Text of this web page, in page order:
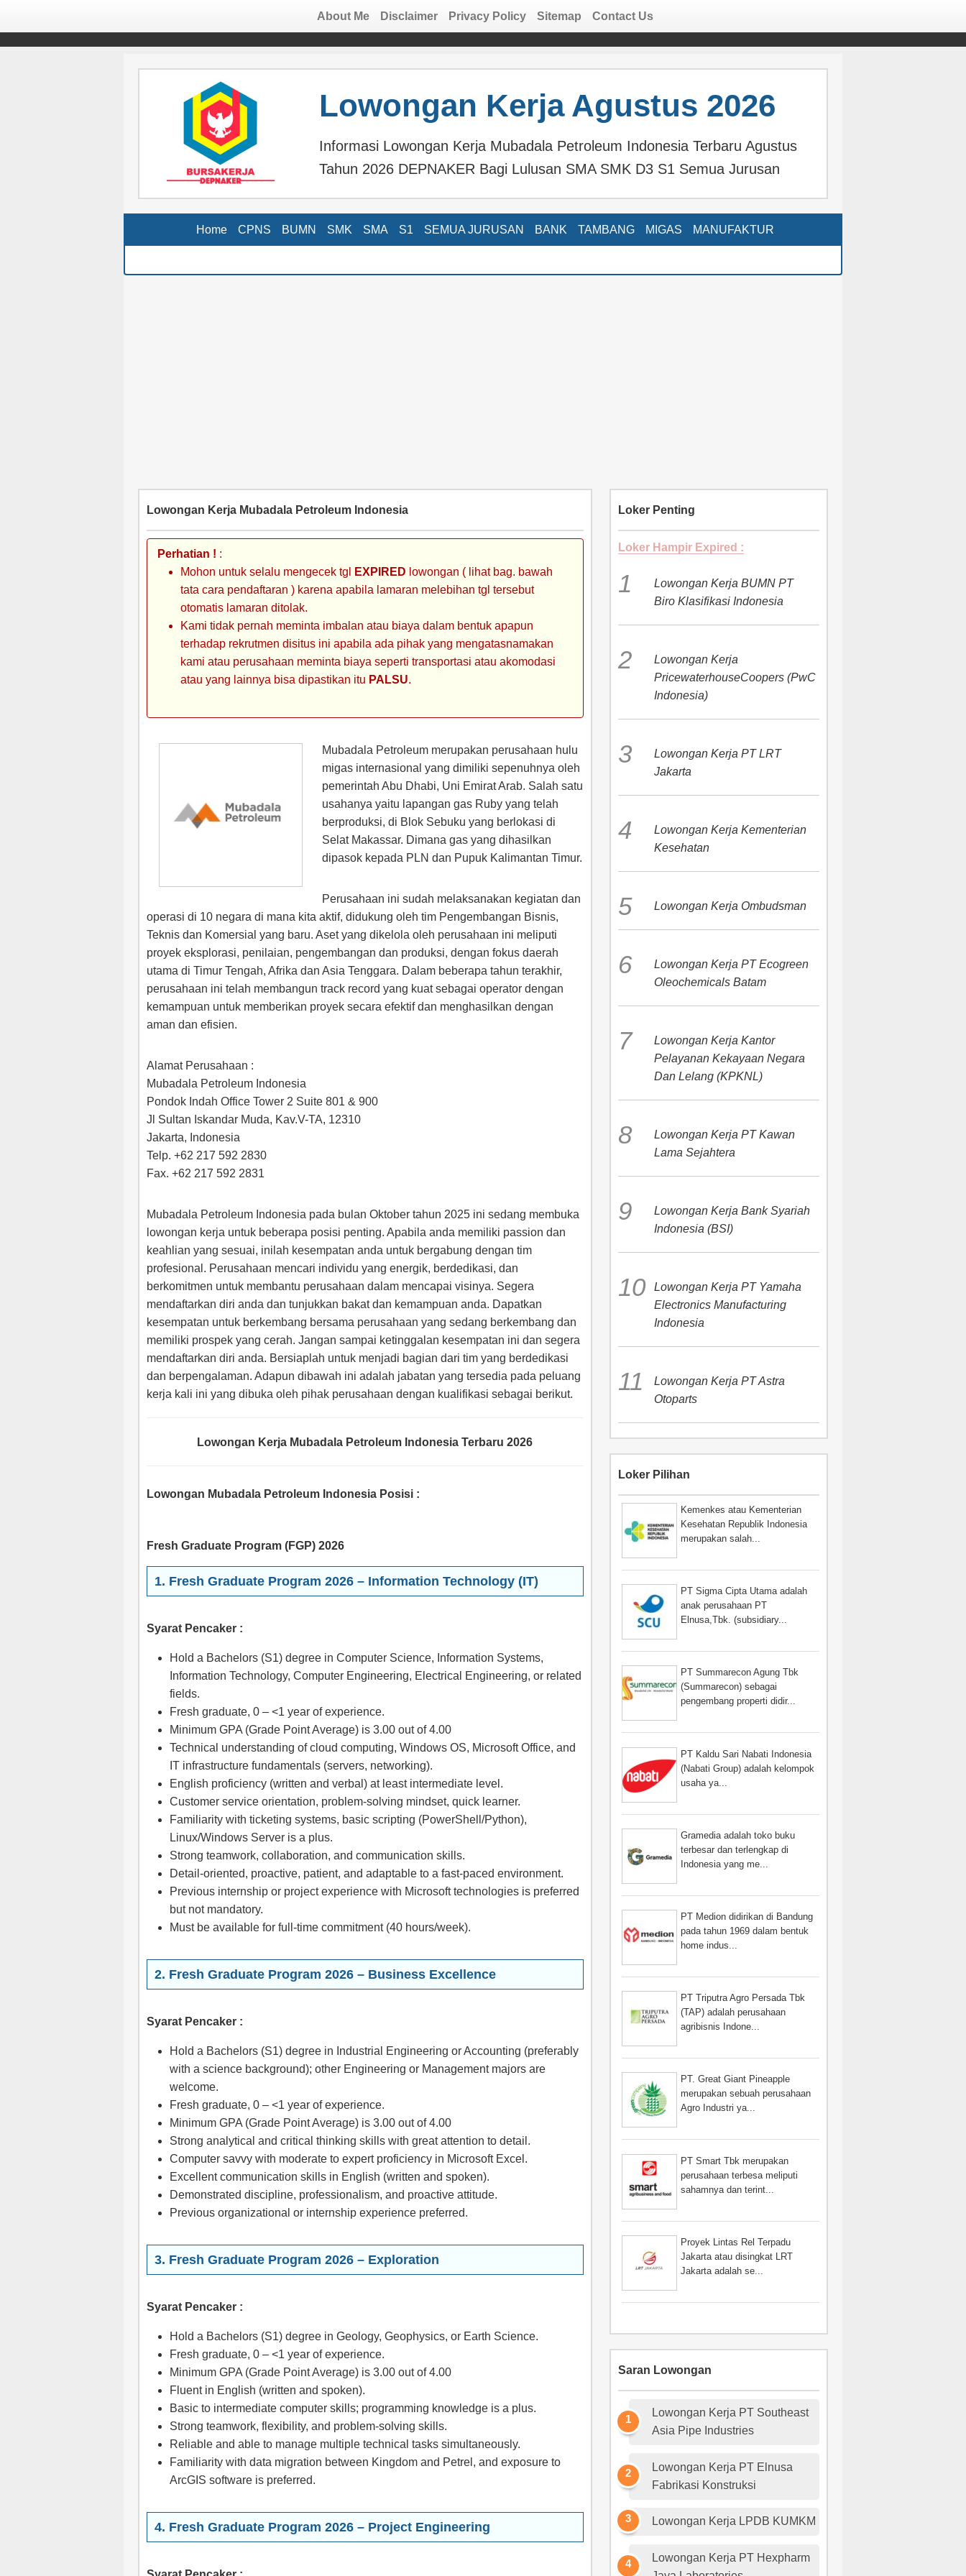
About Me Disclaimer Privacy Policy Sitemap Contact Us
Lowongan Kerja Agustus 2026
Informasi Lowongan Kerja Mubadala Petroleum Indonesia Terbaru Agustus
Tahun 2026 DEPNAKER Bagi Lulusan SMA SMK D3 S1 Semua Jurusan
Home CPNS BUMN SMK SMA S1 SEMUA JURUSAN BANK TAMBANG MIGAS MANUFAKTUR
Lowongan Kerja Mubadala Petroleum Indonesia
Perhatian ! :
Mohon untuk selalu mengecek tgl
EXPIRED lowongan ( lihat bag. bawah
tata cara pendaftaran ) karena apabila lamaran melebihan tgl tersebut
otomatis lamaran ditolak.
Kami tidak pernah meminta imbalan atau biaya dalam bentuk apapun
terhadap rekrutmen disitus ini apabila ada pihak yang mengatasnamakan
kami atau perusahaan meminta biaya seperti transportasi atau akomodasi
atau yang lainnya bisa dipastikan itu PALSU.
Mubadala Petroleum merupakan perusahaan hulu
migas internasional yang dimiliki sepenuhnya oleh
pemerintah Abu Dhabi, Uni Emirat Arab. Salah satu
usahanya yaitu lapangan gas Ruby yang telah
berproduksi, di Blok Sebuku yang berlokasi di
Selat Makassar. Dimana gas yang dihasilkan
dipasok kepada PLN dan Pupuk Kalimantan Timur.
Perusahaan ini sudah melaksanakan kegiatan dan
operasi di 10 negara di mana kita aktif, didukung oleh tim Pengembangan Bisnis,
Teknis dan Komersial yang baru. Aset yang dikelola oleh perusahaan ini meliputi
proyek eksplorasi, penilaian, pengembangan dan produksi, dengan fokus daerah
utama di Timur Tengah, Afrika dan Asia Tenggara. Dalam beberapa tahun terakhir,
perusahaan ini telah membangun track record yang kuat sebagai operator dengan
kemampuan untuk memberikan proyek secara efektif dan menghasilkan dengan
aman dan efisien.
Alamat Perusahaan :
Mubadala Petroleum Indonesia
Pondok Indah Office Tower 2 Suite 801 & 900
Jl Sultan Iskandar Muda, Kav.V-TA, 12310
Jakarta, Indonesia
Telp. +62 217 592 2830
Fax. +62 217 592 2831
Mubadala Petroleum Indonesia pada bulan Oktober tahun 2025 ini sedang membuka
lowongan kerja untuk beberapa posisi penting. Apabila anda memiliki passion dan
keahlian yang sesuai, inilah kesempatan anda untuk bergabung dengan tim
profesional. Perusahaan mencari individu yang energik, berdedikasi, dan
berkomitmen untuk membantu perusahaan dalam mencapai visinya. Segera
mendaftarkan diri anda dan tunjukkan bakat dan kemampuan anda. Dapatkan
kesempatan untuk berkembang bersama perusahaan yang sedang berkembang dan
memiliki prospek yang cerah. Jangan sampai ketinggalan kesempatan ini dan segera
mendaftarkan diri anda. Bersiaplah untuk menjadi bagian dari tim yang berdedikasi
dan berpengalaman. Adapun dibawah ini adalah jabatan yang tersedia pada peluang
kerja kali ini yang dibuka oleh pihak perusahaan dengan kualifikasi sebagai berikut.
Lowongan Kerja Mubadala Petroleum Indonesia Terbaru 2026
Lowongan Mubadala Petroleum Indonesia Posisi :
Fresh Graduate Program (FGP) 2026
1. Fresh Graduate Program 2026 – Information Technology (IT)
Syarat Pencaker :
Hold a Bachelors (S1) degree in Computer Science, Information Systems,
Information Technology, Computer Engineering, Electrical Engineering, or related
fields.
Fresh graduate, 0 – <1 year of experience.
Minimum GPA (Grade Point Average) is 3.00 out of 4.00
Technical understanding of cloud computing, Windows OS, Microsoft Office, and
IT infrastructure fundamentals (servers, networking).
English proficiency (written and verbal) at least intermediate level.
Customer service orientation, problem-solving mindset, quick learner.
Familiarity with ticketing systems, basic scripting (PowerShell/Python),
Linux/Windows Server is a plus.
Strong teamwork, collaboration, and communication skills.
Detail-oriented, proactive, patient, and adaptable to a fast-paced environment.
Previous internship or project experience with Microsoft technologies is preferred
but not mandatory.
Must be available for full-time commitment (40 hours/week).
2. Fresh Graduate Program 2026 – Business Excellence
Syarat Pencaker :
Hold a Bachelors (S1) degree in Industrial Engineering or Accounting (preferably
with a science background); other Engineering or Management majors are
welcome.
Fresh graduate, 0 – <1 year of experience.
Minimum GPA (Grade Point Average) is 3.00 out of 4.00
Strong analytical and critical thinking skills with great attention to detail.
Computer savvy with moderate to expert proficiency in Microsoft Excel.
Excellent communication skills in English (written and spoken).
Demonstrated discipline, professionalism, and proactive attitude.
Previous organizational or internship experience preferred.
3. Fresh Graduate Program 2026 – Exploration
Syarat Pencaker :
Hold a Bachelors (S1) degree in Geology, Geophysics, or Earth Science.
Fresh graduate, 0 – <1 year of experience.
Minimum GPA (Grade Point Average) is 3.00 out of 4.00
Fluent in English (written and spoken).
Basic to intermediate computer skills; programming knowledge is a plus.
Strong teamwork, flexibility, and problem-solving skills.
Reliable and able to manage multiple technical tasks simultaneously.
Familiarity with data migration between Kingdom and Petrel, and exposure to
ArcGIS software is preferred.
4. Fresh Graduate Program 2026 – Project Engineering
Loker Penting
Loker Hampir Expired :
Lowongan Kerja BUMN PT
Biro Klasifikasi Indonesia
Lowongan Kerja
PricewaterhouseCoopers (PwC
Indonesia)
Lowongan Kerja PT LRT
Jakarta
Lowongan Kerja Kementerian
Kesehatan
Lowongan Kerja Ombudsman
Lowongan Kerja PT Ecogreen
Oleochemicals Batam
Lowongan Kerja Kantor
Pelayanan Kekayaan Negara
Dan Lelang (KPKNL)
Lowongan Kerja PT Kawan
Lama Sejahtera
Lowongan Kerja Bank Syariah
Indonesia (BSI)
Lowongan Kerja PT Yamaha
Electronics Manufacturing
Indonesia
Lowongan Kerja PT Astra
Otoparts
Loker Pilihan
Kemenkes atau Kementerian
Kesehatan Republik Indonesia
merupakan salah...
PT Sigma Cipta Utama adalah
anak perusahaan PT
Elnusa,Tbk. (subsidiary...
PT Summarecon Agung Tbk
(Summarecon) sebagai
pengembang properti didir...
PT Kaldu Sari Nabati Indonesia
(Nabati Group) adalah kelompok
usaha ya...
Gramedia adalah toko buku
terbesar dan terlengkap di
Indonesia yang me...
PT Medion didirikan di Bandung
pada tahun 1969 dalam bentuk
home indus...
PT Triputra Agro Persada Tbk
(TAP) adalah perusahaan
agribisnis Indone...
PT. Great Giant Pineapple
merupakan sebuah perusahaan
Agro Industri ya...
PT Smart Tbk merupakan
perusahaan terbesa meliputi
sahamnya dan terint...
Proyek Lintas Rel Terpadu
Jakarta atau disingkat LRT
Jakarta adalah se...
Saran Lowongan
Lowongan Kerja PT Southeast
Asia Pipe Industries
Lowongan Kerja PT Elnusa
Fabrikasi Konstruksi
Lowongan Kerja LPDB KUMKM
Lowongan Kerja PT Hexpharm